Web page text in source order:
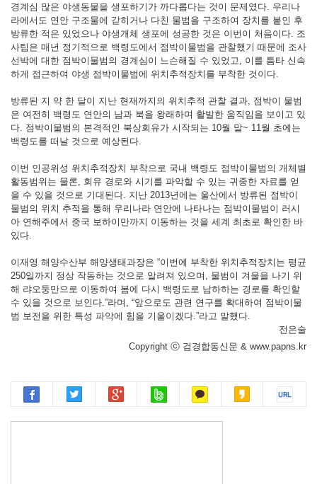
경계심 많은 야생동물을 생포하기가 까다롭다는 것이 문제였다. 우리나
라에서도 연안 구조물에 갇히거나 다친 물범을 구조하여 장치를 붙인 후
방류한 적은 있었으나 야생개체 생포에 성공한 것은 이번이 처음이다. 조
사팀은 매년 정기적으로 백령도에서 점박이물범을 관찰했기 때문에 조사
선박에 대한 점박이물범의 경계심이 느슨해질 수 있었고, 이를 틈타 신속
하게 접근하여 야생 점박이물범에 위치추적장치를 부착한 것이다.
방류된 지 약 한 달이 지난 현재까지의 위치추적 관찰 결과, 점박이 물범
은 여전히 백령도 연안의 남과 북을 왕래하며 활발한 움직임을 보이고 있
다. 점박이물범의 본격적인 북상회유가 시작되는 10월 말~ 11월 초에는
백령도를 떠날 것으로 예상된다.
이번 인공위성 위치추적장치 부착으로 국내 백령도 점박이물범의 개체별
활동범위는 물론, 회유 경로와 시기를 파악할 수 있는 귀중한 자료를 얻
을 수 있을 것으로 기대된다. 지난 2013년에는 울산에서 방류된 점박이
물범의 위치 추적을 통해 우리나라 연안에 나타나는 점박이물범이 러시
아 연해주에서 중국 보하이만까지 이동하는 것을 세계 최초로 확인한 바
있다.
이재영 해양수산부 해양생태과장은 “이번에 부착한 위치추적장치는 평균
250일까지 정상 작동하는 것으로 알려져 있으며, 물범이 겨울을 나기 위
해 랴오둥만으로 이동하여 봄에 다시 백령도로 남하하는 경로를 확인할
수 있을 것으로 보인다.”라며, “앞으로도 관련 연구를 확대하여 점박이물
범 보전을 위한 특성 파악에 힘을 기울이겠다.”라고 말했다.
전은술
Copyright ⓒ 검경합동신문 & www.papns.kr